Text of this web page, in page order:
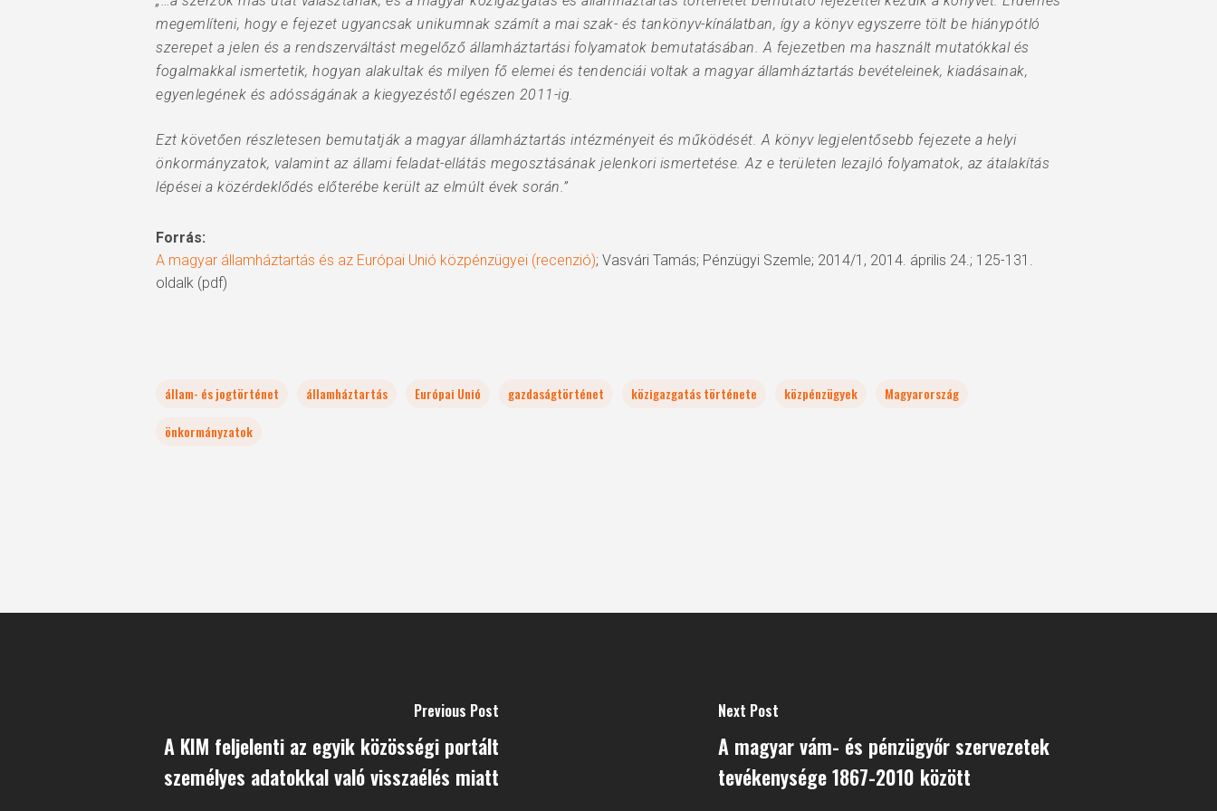
megemlíteni, hogy e fejezet ugyancsak unikumnak számít a mai szak- és tankönyv-kínálatban, így a könyv egyszerre tölt be hiánypótló
szerepet a jelen és a rendszerváltást megelőző államháztartási folyamatok bemutatásában. A fejezetben ma használt mutatókkal és
fogalmakkal ismertetik, hogyan alakultak és milyen fő elemei és tendenciái voltak a magyar államháztartás bevételeinek, kiadásainak,
egyenlegének és adósságának a kiegyezéstől egészen 2011-ig.
Ezt követően részletesen bemutatják a magyar államháztartás intézményeit és működését. A könyv legjelentősebb fejezete a helyi
önkormányzatok, valamint az állami feladat-ellátás megosztásának jelenkori ismertetése. Az e területen lezajló folyamatok, az átalakítás
lépései a közérdeklődés előterébe került az elmúlt évek során.”
Forrás:
A magyar államháztartás és az Európai Unió közpénzügyei (recenzió); Vasvári Tamás; Pénzügyi Szemle; 2014/1, 2014. április 24.; 125-131.
oldalk (pdf)
állam- és jogtörténet államháztartás Európai Unió gazdaságtörténet közigazgatás története közpénzügyek
Magyarország
önkormányzatok
Previous Post
A KIM feljelenti az egyik közösségi portált
személyes adatokkal való visszaélés miatt
Next Post
A magyar vám- és pénzügyőr szervezetek
tevékenysége 1867-2010 között